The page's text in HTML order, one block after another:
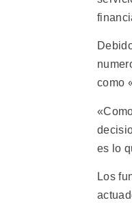
como
es lo
Los